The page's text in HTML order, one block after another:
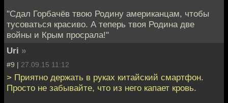
"Сдал Горбачёв твою Родину американцам, чтобы
тусоваться красиво. А теперь твоя Родина две
войны и Крым просрала!"
Uri »
#9 | 27.09.15 11:12
> Приятно держать в руках китайский смартфон.
Просто не забывайте, что из него капает кровь.